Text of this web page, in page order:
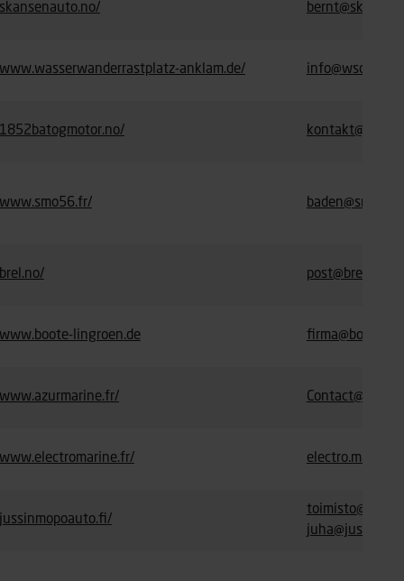
skansenauto.no/
www.wasserwanderrastplatz-anklam.de/ info@wsc-
1852batogmotor.no/
www.smo56.fr/
brel.no/ post@brel.no
www.boote-lingroen.de firma@boote-
www.azurmarine.fr/
www.electromarine.fr/
jussinmopoauto.fi/